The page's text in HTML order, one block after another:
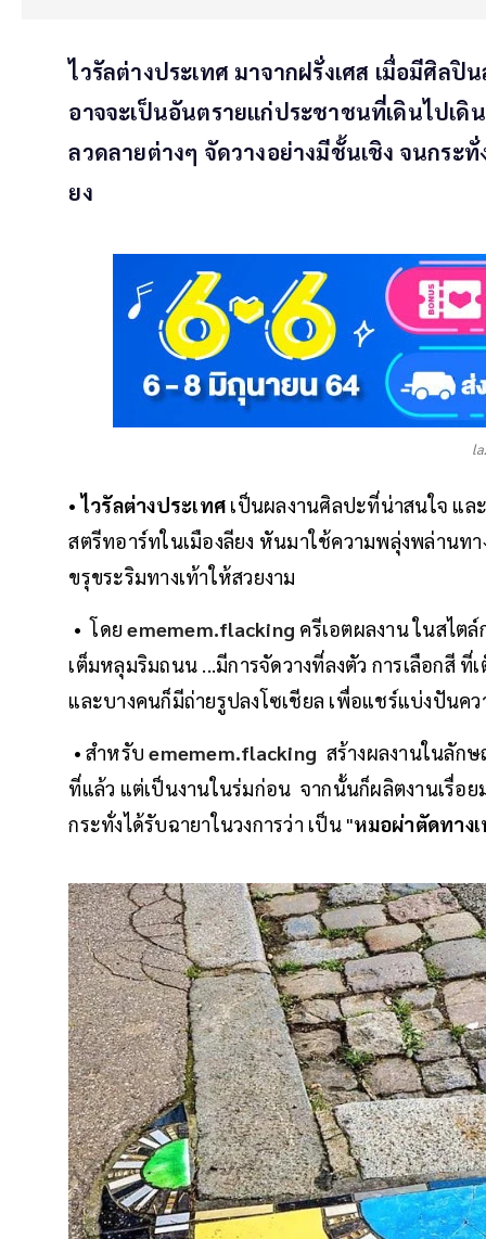
ไวรัลต่างประเทศ มาจากฝรั่งเศส เมื่อมีศิล
อาจจะเป็นอันตรายแก่ประชาชนที่เดินไปเดิ
ลวดลายต่างๆ จัดวางอย่างมีชั้นเชิง จนกระ
ยง
•ไวรัลต่างประเทศ เป็นผลงานศิลปะที่น่าสนใจ แล
สตรีทอาร์ทในเมืองลียง หันมาใช้ความพลุ่งพล่าน
ขรุขระริมทางเท้าให้สวยงาม
• โดยememem.flacking ครีเอตผลงาน ในสไต
เต็มหลุมริมถนน ...มีการจัดวางที่ลงตัว การเลือกสี
และบางคนก็มีถ่ายรูปลงโซเชียล เพื่อแชร์แบ่งปันค
• สำหรับememem.flacking สร้างผลงานในลัก
ที่แล้ว แต่เป็นงานในร่มก่อน จากนั้นก็ผลิตงานเรื่อ
กระทั่งได้รับฉายาในวงการว่า เป็น "หมอผ่าตัดทาง